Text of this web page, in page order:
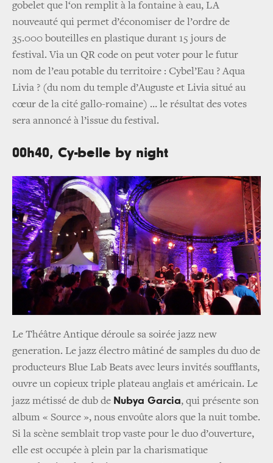
gobelet que l‘on remplit à la fontaine à eau, LA
nouveauté qui permet d’économiser de l’ordre de
35.000 bouteilles en plastique durant 15 jours de
festival. Via un QR code on peut voter pour le futur
nom de l’eau potable du territoire : Cybel’Eau ? Aqua
Livia ? (du nom du temple d’Auguste et Livia situé au
cœur de la cité gallo-romaine) … le résultat des votes
sera annoncé à l’issue du festival.
00h40, Cy-belle by night
Le Théâtre Antique déroule sa soirée jazz new
generation. Le jazz électro mâtiné de samples du duo de
producteurs Blue Lab Beats avec leurs invités soufflants,
ouvre un copieux triple plateau anglais et américain. Le
jazz métissé de dub de Nubya Garcia, qui présente son
album « Source », nous envoûte alors que la nuit tombe.
Si la scène semblait trop vaste pour le duo d’ouverture,
elle est occupée à plein par la charismatique